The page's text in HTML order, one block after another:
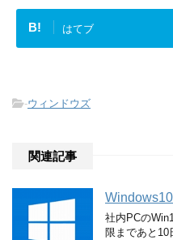
B! はてブ
-ウィンドウズ
関連記事
社内PCの
限まであと